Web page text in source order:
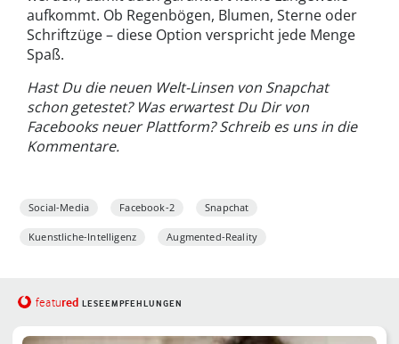
aufkommt. Ob Regenbögen, Blumen, Sterne oder
Schriftzüge – diese Option verspricht jede Menge
Spaß.
Hast Du die neuen Welt-Linsen von Snapchat
schon getestet? Was erwartest Du Dir von
Facebooks neuer Plattform? Schreib es uns in die
Kommentare.
Social-Media Facebook-2 Snapchat
Kuenstliche-Intelligenz Augmented-Reality
featured LESEEMPFEHLUNGEN